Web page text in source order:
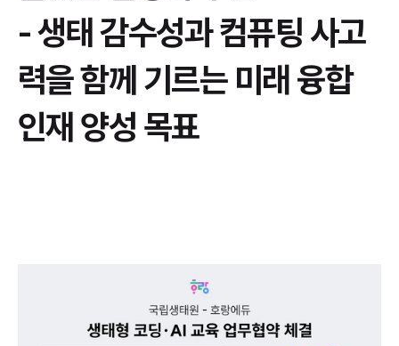
- 생태 감수성과 컴퓨팅 사고
력을 함께 기르는 미래 융합
인재 양성 목표